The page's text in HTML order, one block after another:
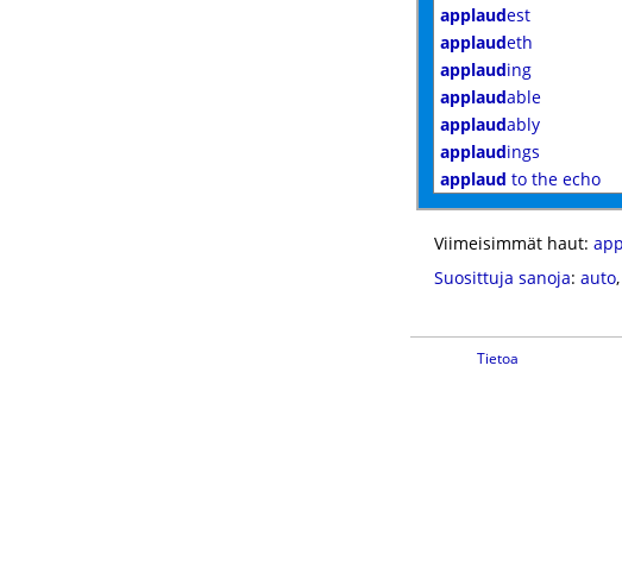
applaudest
applaudeth
applauding
applaudable
applaudably
applaudings
applaud to the echo
Viimeisimmät haut:
Suosittuja sanoja: auto,
Tietoa